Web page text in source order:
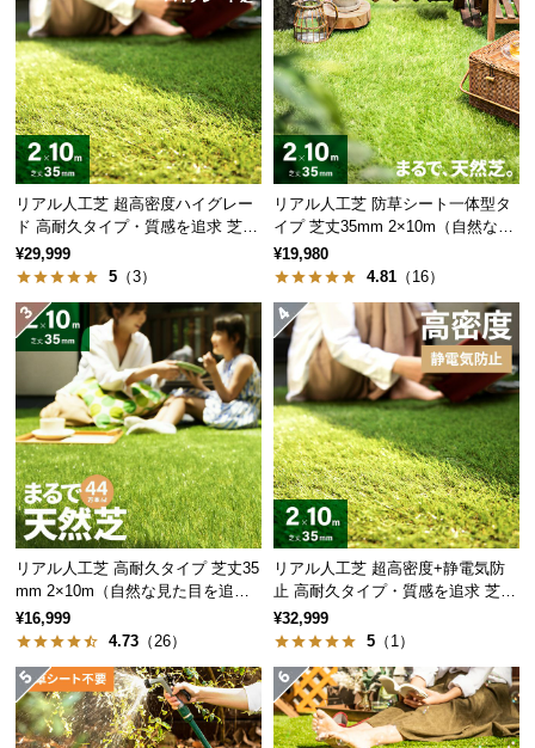
返
品・
キ
ャ
ン
セ
ル
に
つ
い
て
証
に
つ
い
て
会
員
規
約
に
つ
い
リアル人工芝 超高密度ハイグレー
ド 高耐久タイプ・質感を追求 芝丈
35mm 2×10m
¥29,999
5 （3）
リアル人工芝 防草シート一体型タ
イプ 芝丈35mm 2×10m（自然な見
た目追求・U字ピン付）
¥19,980
4.81 （16）
リアル人工芝 高耐久タイプ 芝丈35
mm 2×10m（自然な見た目を追
求・U字ピン付属）
¥16,999
4.73 （26）
リアル人工芝 超高密度+静電気防
止 高耐久タイプ・質感を追求 芝丈
35mm 2×10m
¥32,999
5 （1）